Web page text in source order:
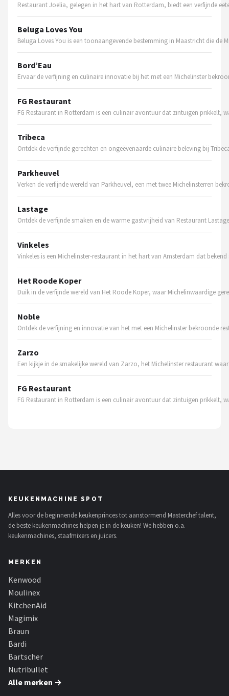
Bartscher
Nutribullet
KitchenBrothers
Alle merken →
Restaurant Joelia, gelegen in het hart van Rotterdam, biedt een verfijnde
Beluga Loves You
Beluga Loves You is een toonaangevende bestemming in Maastricht die
Bord’Eau
Ervaar de verfijning en culinaire innovatie bij het met een Michelinster
FG Restaurant
FG Restaurant in Rotterdam is een culinair avontuur dat zintuigen prikkelt,
Tribeca
Ontdek de verfijnde gerechten en ongeëvenaarde culinaire beleving bij
Parkheuvel
Verken de verfijnde wereld van Parkheuvel, een met twee Michelinsterren
Lastage
Ontdek de verfijnde smaken en de warme gastvrijheid van Restaurant
Vinkeles
Vinkeles is een Michelinster-restaurant in het hart van Amsterdam dat
Het Roode Koper
Duik in de verfijnde wereld van Het Roode Koper, waar Michelinwaardige
Noble
Ontdek de verfijning en innovatie van het met een Michelinster bekroonde
Zarzo
Een kijkje in de smakelijke wereld van Zarzo, het Michelinster restaurant
FG Restaurant
FG Restaurant in Rotterdam is een culinair avontuur dat zintuigen prikkelt,
KEUKENMACHINE SPOT
Alles voor de beginnende keukenprinces tot aanstormend Masterchef talent,
de beste keukenmachines helpen je in de keuken! We hebben o.a.
keukenmachines, staafmixers en juicers.
MERKEN
Kenwood
Moulinex
KitchenAid
Magimix
Braun
Bardi
Bartscher
Nutribullet
Alle merken →